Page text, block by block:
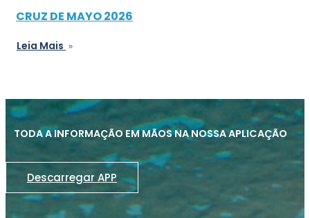
CRUZ DE MAYO 2026
Leia Mais
TODA A INFORMAÇÃO EM MÃOS NA NOSSA APLICAÇÃO
Descarregar APP